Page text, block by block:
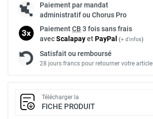
Paiement par mandat
administratif ou Chorus Pro
PaiementCB 3 fois sans frais
avecScalapayetPayPal (+ d'infos)
Satisfait ou remboursé
28 jours francs pour retourner votre article
Télécharger la
FICHE PRODUIT